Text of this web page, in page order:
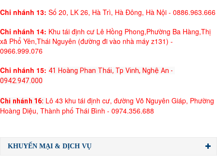
Chi nhánh 13: Số 20, LK 26, Hà Trì, Hà Đông, Hà Nội - 0886.963.666
Chi nhánh 14: Khu tái định cư Lê Hồng Phong,Phường Ba Hàng,Thị
xã Phổ Yên,Thái Nguyên (đường đi vào nhà máy z131) -
0966.999.076
Chi nhánh 15: 41 Hoàng Phan Thái, Tp Vinh, Nghệ An -
0942.947.000
Chi nhánh 16: Lô 43 khu tái định cư, đường Võ Nguyên Giáp, Phường
Hoàng Diệu, Thành phố Thái Bình - 0974.356.688
KHUYẾN MẠI & DỊCH VỤ